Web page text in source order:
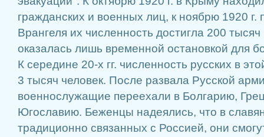
гражданских и военных лиц, к ноябрю 1920 г.
Врангеля их численность достигла 200
оказалась лишь временной остановкой для
К середине 20-х гг. численность русских в
3 тысяч человек. После развала Русской
военнослужащие переехали в Болгарию,
Югославию. Беженцы надеялись, что в
традиционно связанных с Россией, они